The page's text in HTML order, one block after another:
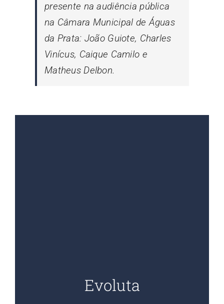
presente na audiência pública
na Câmara Municipal de Águas
da Prata: João Guiote, Charles
Vinícus, Caique Camilo e
Matheus Delbon.
Evoluta